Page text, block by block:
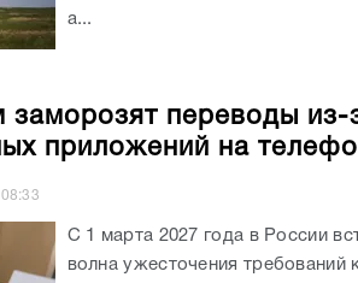
а...
заморозят переводы из-
приложений на
08:33
С 1 марта 2027 года в России
волна ужесточения требований